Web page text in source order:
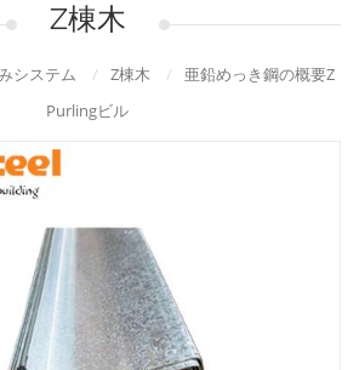
Z棟木
システム / Z棟木 /
亜鉛めっき鋼の概要Z
Purlingビル